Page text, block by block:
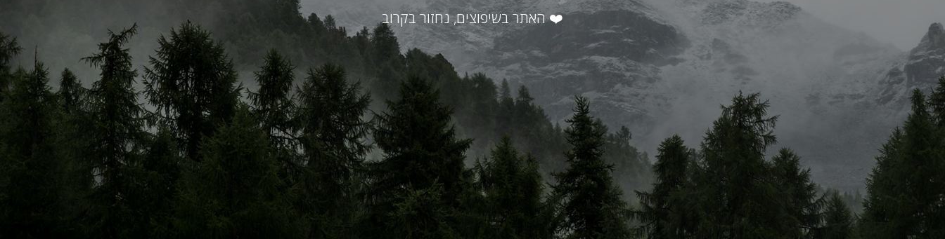
האתר בשיפוצים, נחזור בקרוב ❤️